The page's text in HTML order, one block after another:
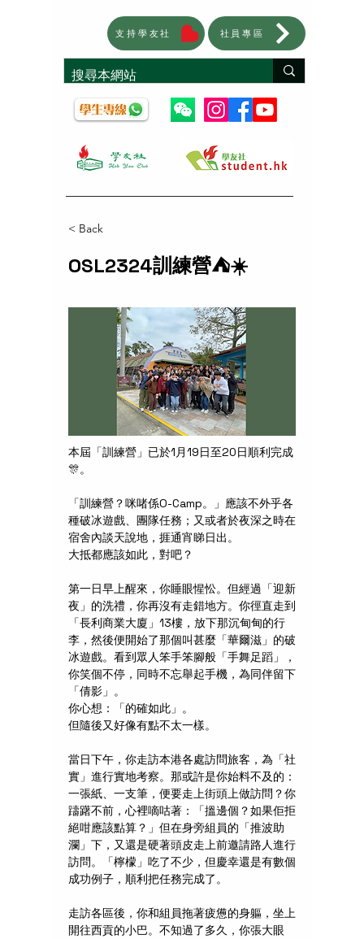
支持學友社 社員專區
< Back
OSL2324訓練營⛺️☀️
本屆「訓練營」已於1月19日至20日順利完成
🎊。
「訓練營？咪啫係O-Camp。」應該不外乎各
種破冰遊戲、團隊任務；又或者於夜深之時在
宿舍內談天說地，捱通宵睇日出。
大抵都應該如此，對吧？
第一日早上醒來，你睡眼惺忪。但經過「迎新
夜」的洗禮，你再沒有走錯地方。你徑直走到
「長利商業大廈」13樓，放下那沉甸甸的行
李，然後便開始了那個叫甚麼「華爾滋」的破
冰遊戲。看到眾人笨手笨腳般「手舞足蹈」，
你笑個不停，同時不忘舉起手機，為同伴留下
「倩影」。
你心想：「的確如此」。
但隨後又好像有點不太一樣。
當日下午，你走訪本港各處訪問旅客，為「社
實」進行實地考察。那或許是你始料不及的：
一張紙、一支筆，便要走上街頭上做訪問？你
躊躇不前，心裡嘀咕著：「搵邊個？如果佢拒
絕咁應該點算？」但在身旁組員的「推波助
瀾」下，又還是硬著頭皮走上前邀請路人進行
訪問。「檸檬」吃了不少，但慶幸還是有數個
成功例子，順利把任務完成了。
走訪各區後，你和組員拖著疲憊的身軀，坐上
開往西貢的小巴。不知過了多久，你張大眼